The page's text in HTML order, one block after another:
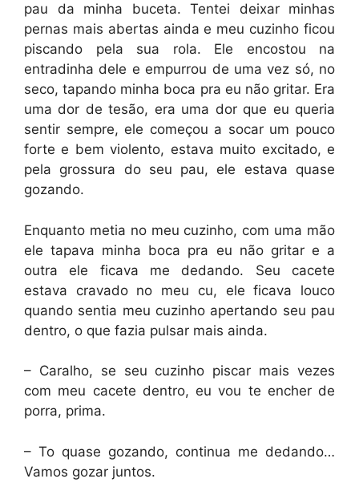
pau da minha buceta. Tentei deixar minhas
pernas mais abertas ainda e meu cuzinho ficou
piscando pela sua rola. Ele encostou na
entradinha dele e empurrou de uma vez só, no
seco, tapando minha boca pra eu não gritar. Era
uma dor de tesão, era uma dor que eu queria
sentir sempre, ele começou a socar um pouco
forte e bem violento, estava muito excitado, e
pela grossura do seu pau, ele estava quase
gozando.
Enquanto metia no meu cuzinho, com uma mão
ele tapava minha boca pra eu não gritar e a
outra ele ficava me dedando. Seu cacete
estava cravado no meu cu, ele ficava louco
quando sentia meu cuzinho apertando seu pau
dentro, o que fazia pulsar mais ainda.
– Caralho, se seu cuzinho piscar mais vezes
com meu cacete dentro, eu vou te encher de
porra, prima.
– To quase gozando, continua me dedando…
Vamos gozar juntos.